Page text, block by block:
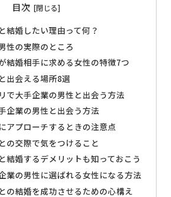
目次
結婚したい理由って何？
性の実際のところ
結婚相手に求める女性の特徴7つ
出会える場所8選
で大手企業の男性と出会う方法
企業の男性と出会う方法
アプローチするときの注意点
の交際で気をつけること
結婚するデメリットも知っておこう
業の男性に選ばれる女性になる方法
の結婚を成功させるための心構え